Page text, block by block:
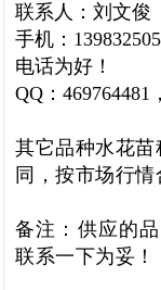
联系人 ：刘文俊
手机 ：
电话为好！
QQ ：469764481
其它品种水花
同，按市场行情
备注 ： 供应的品
联系一下为妥 ！